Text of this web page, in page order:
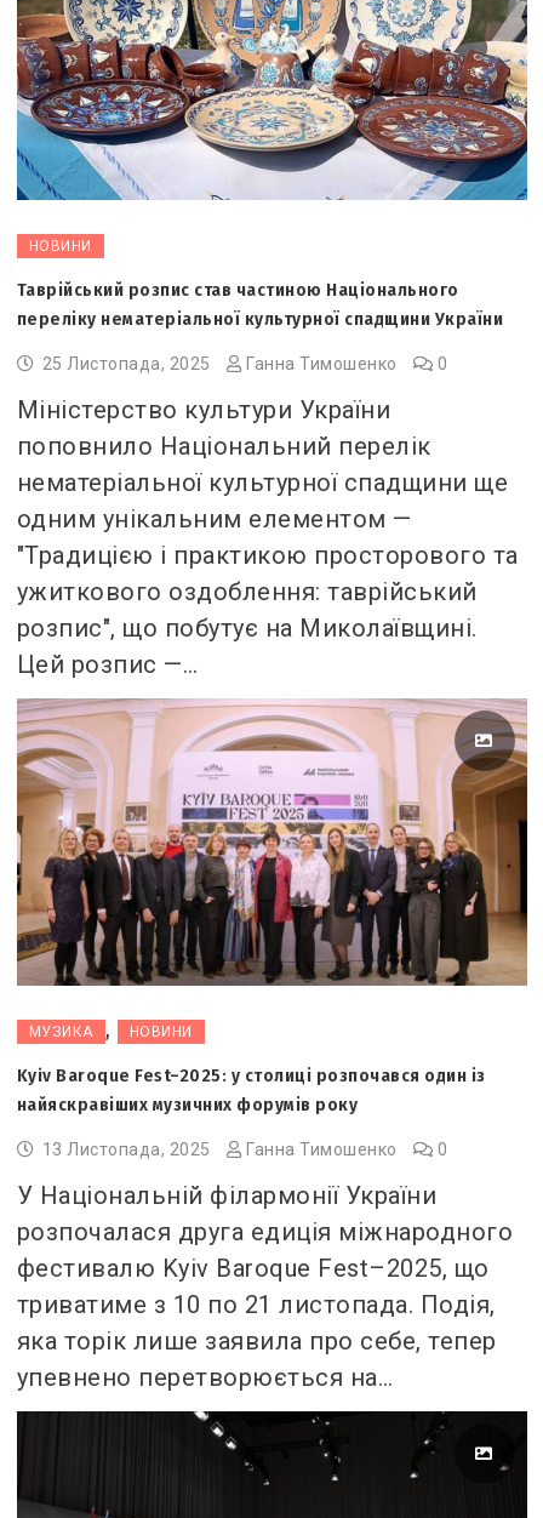
НОВИНИ
Таврійський розпис став частиною Національного
переліку нематеріальної культурної спадщини України
25 Листопада, 2025 Ганна Тимошенко 0
Міністерство культури України
поповнило Національний перелік
нематеріальної культурної спадщини ще
одним унікальним елементом —
"Традицією і практикою просторового та
ужиткового оздоблення: таврійський
розпис", що побутує на Миколаївщині.
Цей розпис —…
МУЗИКА , НОВИНИ
Kyiv Baroque Fest–2025: у столиці розпочався один із
найяскравіших музичних форумів року
13 Листопада, 2025 Ганна Тимошенко 0
У Національній філармонії України
розпочалася друга едиція міжнародного
фестивалю Kyiv Baroque Fest–2025, що
триватиме з 10 по 21 листопада. Подія,
яка торік лише заявила про себе, тепер
упевнено перетворюється на…